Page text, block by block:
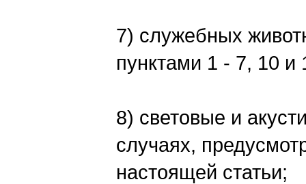
7) служебных
пунктами 1 - 7, 10 и
8) световые и
случаях,
настоящей статьи;